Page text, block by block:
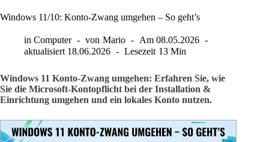
Windows 11/10: Konto-Zwang umgehen – So geht’s
in Computer von Mario Am 08.05.2026
aktualisiert 18.06.2026 Lesezeit 13 Min
Windows 11 Konto-Zwang umgehen: Erfahren Sie, wie
Sie die Microsoft-Kontopflicht bei der Installation &
Einrichtung umgehen und ein lokales Konto nutzen.